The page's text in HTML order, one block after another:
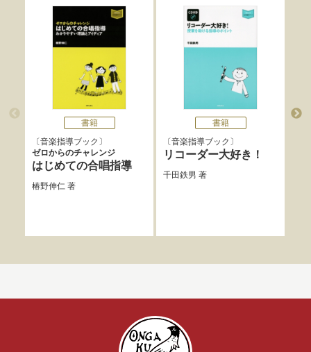
書籍
音楽指導ブック
ゼロからのチャレンジ
はじめての合唱指導
椿野伸仁著
書籍
音楽指導ブック
リコーダー大好き！
千田鉄男 著